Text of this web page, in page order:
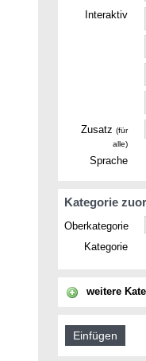
Interaktiv
Zusatz (für
alle)
Sprache
Kategorie
Oberkategorie
Kategorie
weitere